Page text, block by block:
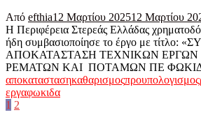
Από efthia12 Μαρτίου 202512 Μαρτίου
Η Περιφέρεια Στερεάς Ελλάδας
ήδη συμβασιοποίησε το έργο με τίτλο:
ΑΠΟΚΑΤΑΣΤΑΣΗ ΤΕΧΝΙΚΩΝ ΕΡΓΩΝ
ΡΕΜΑΤΩΝ ΚΑΙ ΠΟΤΑΜΩΝ ΠΕ
αποκαταστασηκαθαρισμοςπρουπολογισμος
εργαφωκιδα
Σελιδοποίηση
1 2